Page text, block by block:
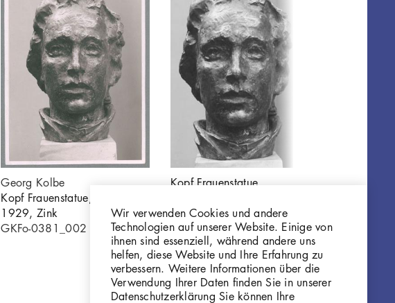
Georg Kolbe
Kopf Frauenstatue,
1929, Zink
GKFo-0381_002
Kopf Frauenstatue
Wir verwenden Cookies und andere
Technologien auf unserer Website. Einige von
ihnen sind essenziell, während andere uns
helfen, diese Website und Ihre Erfahrung zu
verbessern. Weitere Informationen über die
Verwendung Ihrer Daten finden Sie in unserer
Datenschutzerklärung Sie können Ihre